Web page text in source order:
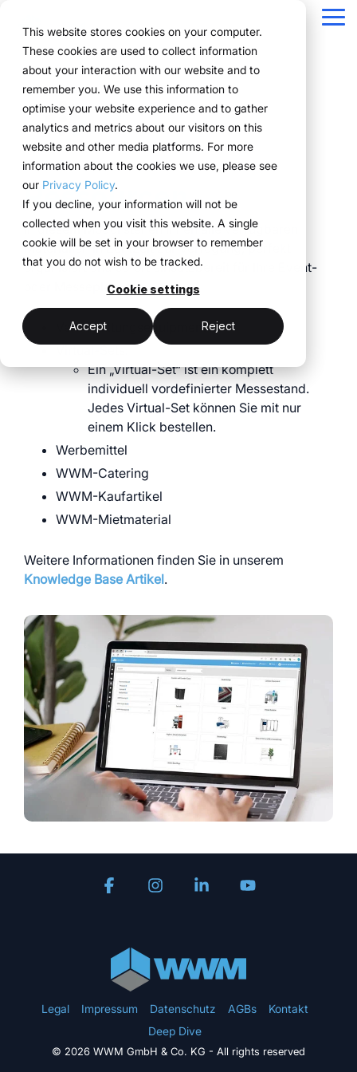
This website stores cookies on your computer.
These cookies are used to collect information
about your interaction with our website and to
remember you. We use this information to
optimise your website experience and to gather
analytics and metrics about our visitors on this
website and other media platforms. For more
information about the cookies we use, please see
our Privacy Policy.
If you decline, your information will not be
collected when you visit this website. A single
cookie will be set in your browser to remember
that you do not wish to be tracked.
Cookie settings
Accept Reject
überspringen
Überblick
So funktioniert es
Das System
Struktur für Ihre
Eventprozesse.
ExpoCloud bringt
Planung, Umsetzung
und Auswertung in ein
zentrales System.
Für Unternehmen, die
ihre Messeauftritte
standardisieren und
skalierbar steuern
wollen.
ein System statt
Einzellösungen
klare Abläufe über
alle Events
volle Transparenz
und Kontrolle
Funktionen
Planung
Buchung
Logistik
Analytics
Projektmanagement
Alles, was Sie für
Events brauchen.
Von der ersten Planung
bis zur Auswertung
greifen alle
Funktionen ineinander
und folgen einer klaren
Struktur.
zentrale Plattform
(myWWM)
modulare
Messestände
integrierte Logistik
Daten für echte
Entscheidungen
Schauen Sie sich auch
alle myWWM Module
und Services an:
Marketing Teams
Event Manager
Procurement
Für Unternehmen
mit komplexen
Eventstrukturen.
ExpoCloud richtet sich
an Teams, die
regelmäßig an Messen
teilnehmen und ihre
Prozesse endlich
strukturieren wollen.
weniger Abstimmung
mehr Kontrolle
alle Standorte
Referenzen
Projekte
Bewährt in der
Praxis.
Unternehmen aus
verschiedenen
Branchen steuern ihre
Events effizient,
skalierbar und
strukturiert mit
ExpoCloud.
Preise & Modell
Mietsysteme erklärt
Logistik-Flatrate
Skalierbarkeit
Public Version
Über uns
WWM Gruppe
Nachhaltigkeit
Technologie & Plattform
Blog
Technologie
trifft
Umsetzung.
ExpoCloud
verbindet
Messebau und
Logistik,
entwickelt und
betrieben von
der WWM
Gruppe.
Ressourcen
In diesem Modul stehen Ihnen alle verfügbaren
Materialien in Echtzeit zur Verfügung, perfekt
organisiert und sofort einsatzbereit für Ihre Event-
oder Messeplanung.
Veranstaltungsequipment
Ein „Virtual-Set“ ist ein komplett
individuell vordefinierter Messestand.
Jedes Virtual-Set können Sie mit nur
einem Klick bestellen.
Werbemittel
WWM-Catering
WWM-Kaufartikel
WWM-Mietmaterial
Weitere Informationen finden Sie in unserem
Knowledge Base Artikel.
Legal Impressum Datenschutz AGBs
Kontakt
Deep Dive
© 2026 WWM GmbH & Co. KG - All rights reserved
FacebookInstagramLinkedin